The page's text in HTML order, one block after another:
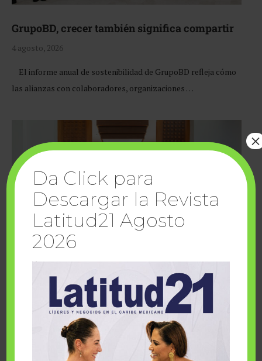
GrupoBD, crecer también significa compartir
4 agosto, 2026
El informe anual de sostenibilidad de GrupoBD refleja cómo
las alianzas con colaboradores, organizaciones …
Cuando la solidaridad inspira; cumplen
sueños Fairmont Mayakoba y Make-A-Wish
Da Click para
Descargar la Revista
Latitud21 Agosto
2026
×